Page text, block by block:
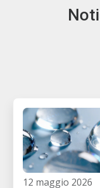
Solo
12 maggio 2026